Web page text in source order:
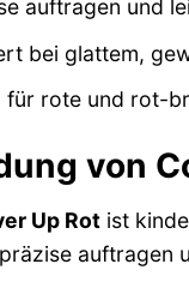
auftragen und
bei glattem,
für rote und rot-
von
Up Rot ist